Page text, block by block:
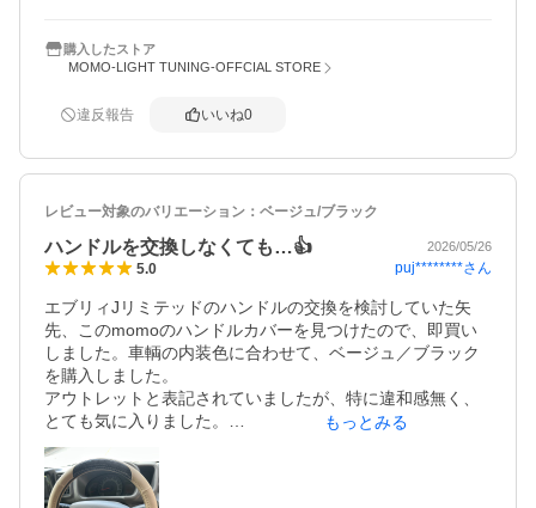
が長くなりそうです（笑）
購入したストア
MOMO-LIGHT TUNING-OFFCIAL STORE
違反報告 いいね0
レビュー対象のバリエーション： ベージュ/ブラック
ハンドルを交換しなくても…👍 2026/05/26
5.0 puj********さん
エブリィJリミテッドのハンドルの交換を検討していた矢
先、このmomoのハンドルカバーを見つけたので、即買い
しました。車輌の内装色に合わせて、ベージュ／ブラック
を購入しました。
アウトレットと表記されていましたが、特に違和感無く、
とても気に入りました。
コスパも良く、ショップの対応も早かったのでとても満足
しています。知り合いにも勧めたいと思います。
もっとみる